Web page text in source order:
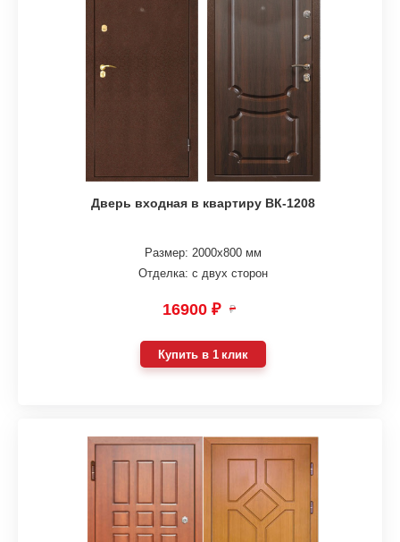
Дверь входная в квартиру ВК-1208
Размер: 2000х800 мм
Отделка: с двух сторон
16900 ₽ ₽
Купить в 1 клик